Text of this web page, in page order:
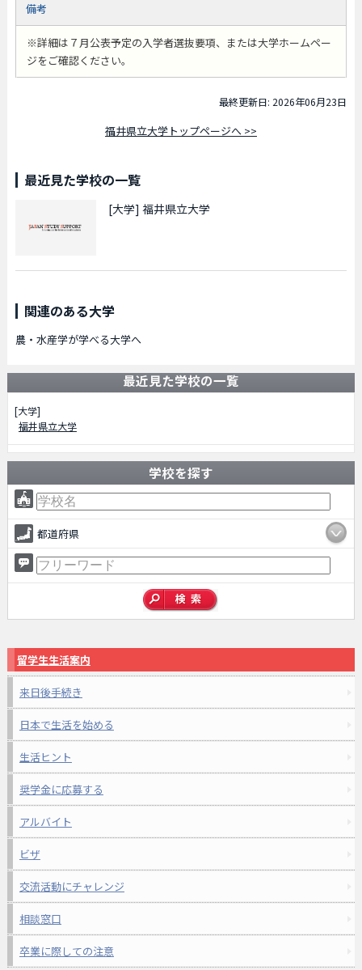
備考
※詳細は７月公表予定の入学者選抜要項、または大学ホームペー
ジをご確認ください。
最終更新日: 2026年06月23日
福井県立大学トップページへ >>
最近見た学校の一覧
[大学] 福井県立大学
関連のある大学
農・水産学が学べる大学へ
最近見た学校の一覧
[大学]
福井県立大学
学校を探す
都道府県
留学生生活案内
来日後手続き
日本で生活を始める
生活ヒント
奨学金に応募する
アルバイト
ビザ
交流活動にチャレンジ
相談窓口
卒業に際しての注意